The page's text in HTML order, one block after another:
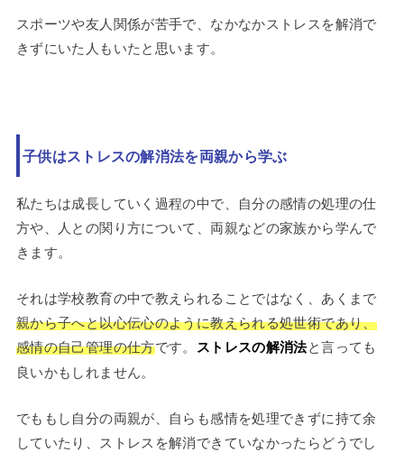
スポーツや友人関係が苦手で、なかなかストレスを解消で
きずにいた人もいたと思います。
子供はストレスの解消法を両親から学ぶ
私たちは成長していく過程の中で、自分の感情の処理の仕
方や、人との関り方について、両親などの家族から学んで
きます。
それは学校教育の中で教えられることではなく、あくまで
親から子へと以心伝心のように教えられる処世術であり、
感情の自己管理の仕方です。 ストレスの解消法と言っても
良いかもしれません。
でももし自分の両親が、自らも感情を処理できずに持て余
していたり、ストレスを解消できていなかったらどうでし